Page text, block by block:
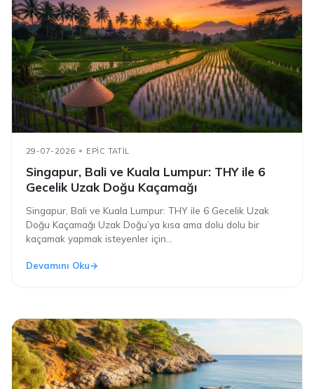
29-07-2026 EPIC TATIL
Singapur, Bali ve Kuala Lumpur: THY ile 6
Gecelik Uzak Doğu Kaçamağı
Singapur, Bali ve Kuala Lumpur: THY ile 6 Gecelik Uzak
Doğu Kaçamağı Uzak Doğu’ya kısa ama dolu dolu bir
kaçamak yapmak isteyenler için...
Devamını Oku